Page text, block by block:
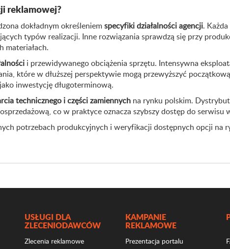
reklamowej?
dokładnym określeniemspecyfiki działalności agencji.
typów realizacji. Inne rozwiązania sprawdzą się przy
materiałach.
i przewidywanego obciążenia sprzętu. Intensywna
które w dłuższej perspektywie mogą przewyższyć
inwestycję długoterminową.
technicznego i części zamiennych na rynku polskim.
co w praktyce oznacza szybszy dostęp do serwisu
potrzebach produkcyjnych i weryfikacji dostępnych opcji na
USŁUGI DLA
ZLECENIODAWCÓW
Zlecenia reklamowe
KAMPANIE
REKLAMOWE
Prezentacja portalu